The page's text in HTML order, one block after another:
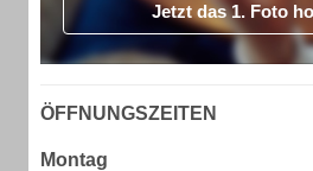
Jetzt das 1. Foto
ÖFFNUNGSZEITEN
Montag